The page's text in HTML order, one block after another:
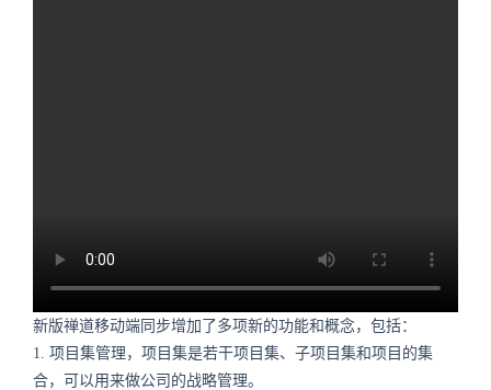
新版禅道移动端同步增加了多项新的功能和概念，包括：
1. 项目集管理，项目集是若干项目集、子项目集和项目的集
合，可以用来做公司的战略管理。